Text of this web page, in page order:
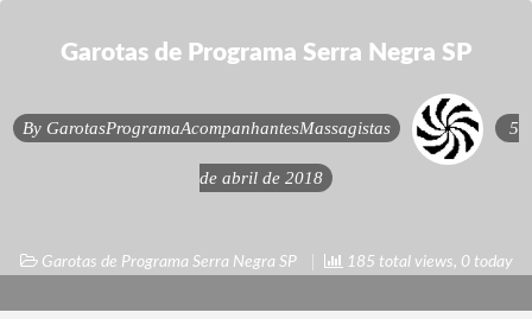
Garotas de Programa Serra Negra SP
By GarotasProgramaAcompanhantesMassagistas 5
de abril de 2018
Garotas de Programa Serra Negra SP 185 total views, 0 today